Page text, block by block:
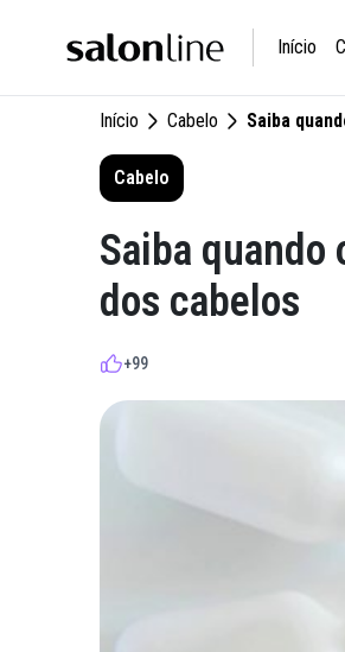
Início
Início Cabelo Saiba
Cabelo
Saiba quando
dos cabelos
+99